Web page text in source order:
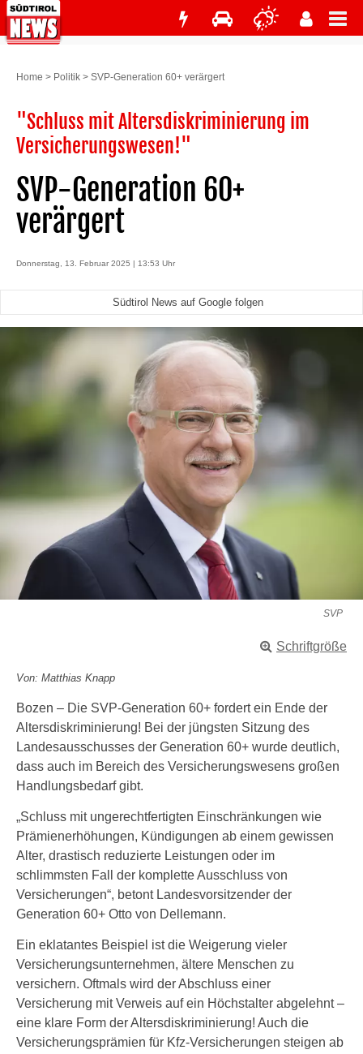
Home > Politik > SVP-Generation 60+ verärgert
"Schluss mit Altersdiskriminierung im
Versicherungswesen!"
SVP-Generation 60+
verärgert
Donnerstag, 13. Februar 2025 | 13:53 Uhr
Südtirol News auf Google folgen
SVP
Schriftgröße
Von: Matthias Knapp
Bozen – Die SVP-Generation 60+ fordert ein Ende der
Altersdiskriminierung! Bei der jüngsten Sitzung des
Landesausschusses der Generation 60+ wurde deutlich,
dass auch im Bereich des Versicherungswesens großen
Handlungsbedarf gibt.
„Schluss mit ungerechtfertigten Einschränkungen wie
Prämienerhöhungen, Kündigungen ab einem gewissen
Alter, drastisch reduzierte Leistungen oder im
schlimmsten Fall der komplette Ausschluss von
Versicherungen“, betont Landesvorsitzender der
Generation 60+ Otto von Dellemann.
Ein eklatantes Beispiel ist die Weigerung vieler
Versicherungsunternehmen, ältere Menschen zu
versichern. Oftmals wird der Abschluss einer
Versicherung mit Verweis auf ein Höchstalter abgelehnt –
eine klare Form der Altersdiskriminierung! Auch die
Versicherungsprämien für Kfz-Versicherungen steigen ab